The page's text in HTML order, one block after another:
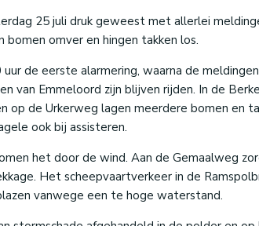
25 juli druk geweest met allerlei
bomen omver en hingen takken los.
de eerste alarmering, waarna de
van Emmeloord zijn blijven rijden. In de
op de Urkerweg lagen meerdere bomen en
ook bij assisteren.
het door de wind. Aan de Gemaalweg
Het scheepvaartverkeer in de
vanwege een te hoge waterstand.